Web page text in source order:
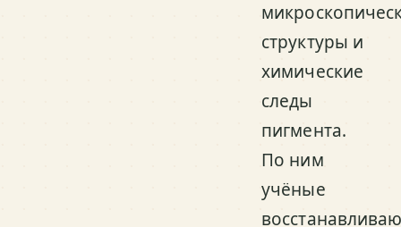
структуры и
химические
следы
пигмента.
По ним
учёные